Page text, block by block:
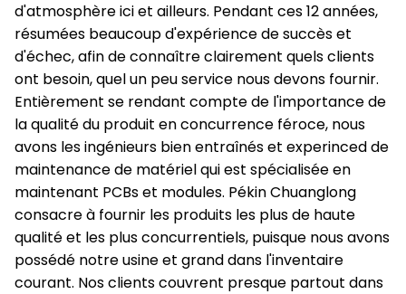
d'atmosphère ici et ailleurs. Pendant ces 12 années,
résumées beaucoup d'expérience de succès et
d'échec, afin de connaître clairement quels clients
ont besoin, quel un peu service nous devons fournir.
Entièrement se rendant compte de l'importance de
la qualité du produit en concurrence féroce, nous
avons les ingénieurs bien entraînés et experinced de
maintenance de matériel qui est spécialisée en
maintenant PCBs et modules. Pékin Chuanglong
consacre à fournir les produits les plus de haute
qualité et les plus concurrentiels, puisque nous avons
possédé notre usine et grand dans l'inventaire
courant. Nos clients couvrent presque partout dans